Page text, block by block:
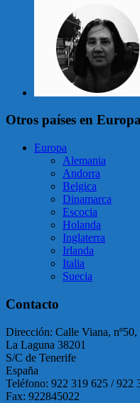
Otros países en
Europa
Alemania
Andorra
Belgica
Dinamarca
Escocia
Holanda
Inglaterra
Irlanda
Italia
Suecia
Contacto
Dirección: Calle Viana, nº50,
La Laguna 38201
S/C de Tenerife
España
Teléfono: 922 319 625 /
Fax: 922845022